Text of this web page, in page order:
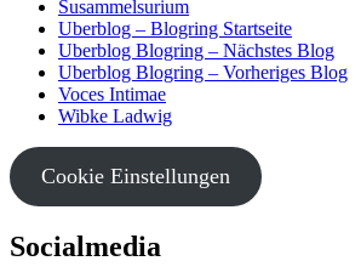
Susammelsurium
Uberblog – Blogring Startseite
Uberblog Blogring – Nächstes Blog
Uberblog Blogring – Vorheriges Blog
Voces Intimae
Wibke Ladwig
Cookie Einstellungen
Socialmedia